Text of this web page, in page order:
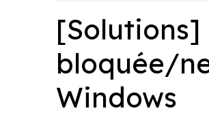
[Solutions]
bloquée/
Windows